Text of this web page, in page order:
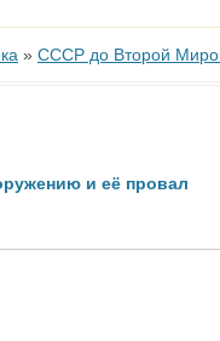
» СССР до Второй
и её провал